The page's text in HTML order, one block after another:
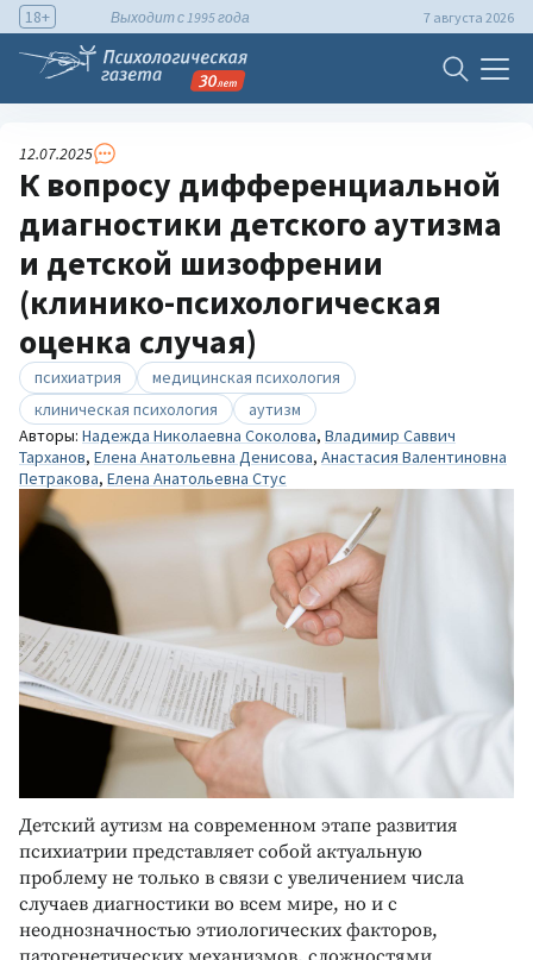
18+ Выходит с 1995 года 7 августа 2026
12.07.2025
К вопросу дифференциальной
диагностики детского аутизма
и детской шизофрении
(клинико-психологическая
оценка случая)
психиатрия
медицинская психология
клиническая психология
аутизм
Авторы: Надежда Николаевна Соколова, Владимир Саввич
Тарханов, Елена Анатольевна Денисова, Анастасия Валентиновна
Петракова, Елена Анатольевна Стус
Детский аутизм на современном этапе развития
психиатрии представляет собой актуальную
проблему не только в связи с увеличением числа
случаев диагностики во всем мире, но и с
неоднозначностью этиологических факторов,